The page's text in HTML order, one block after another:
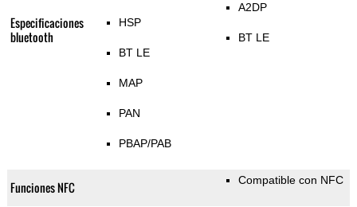
Especificaciones
bluetooth
HSP
BT LE
MAP
PAN
PBAP/PAB
A2DP
BT LE
Funciones NFC Compatible con NFC